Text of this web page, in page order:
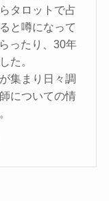
タロットで占
と噂になって
ったり、30年
た。
集まり日々調
についての情